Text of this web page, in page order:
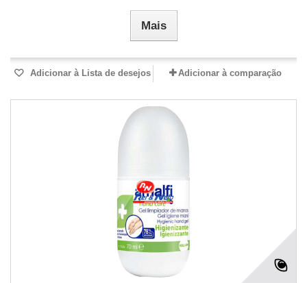
Mais
Adicionar à Lista de desejos Adicionar à comparação